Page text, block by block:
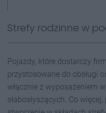
Strefy rodzinne w
Pojazdy, które dostarczy
przystosowane do obsługi
włącznie z wyposażeniem
słabosłyszących. Co